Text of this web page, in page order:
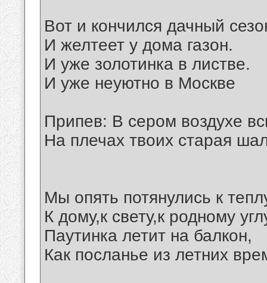
Вот и кончился дачный
И желтеет у дома газон.
И уже золотинка в листве.
И уже неуютно в Москве
Припев: В сером воздухе
На плечах твоих старая
Мы опять потянулись к
К дому,к свету,к родному
Паутинка летит на балкон,
Как посланье из летних